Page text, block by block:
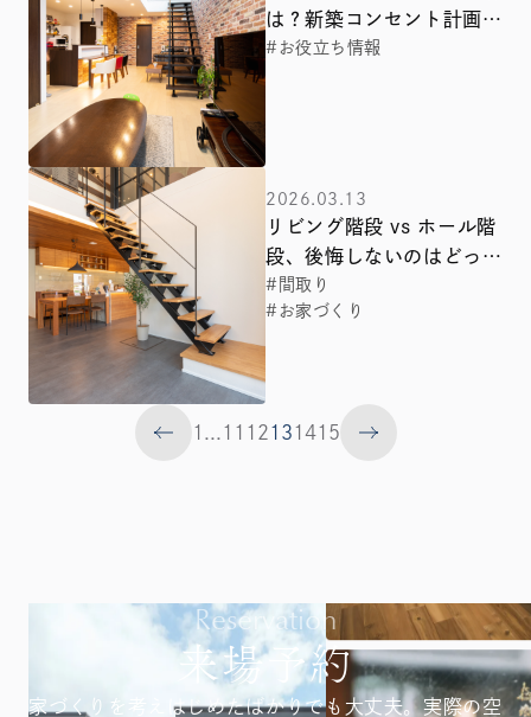
は？新築コンセント計画で
失敗しないための場所・高
#お役立ち情報
2026.03.13
リビング階段 vs ホール階
段、後悔しないのはどっ
ち？関西・名古屋・岡山の
最新トレンドと失敗を防ぐ
#間取り
#お家づくり
1 11 12131415
Reservation
来場予約
家づくりを考えはじめたばかりでも大丈夫。実際の空